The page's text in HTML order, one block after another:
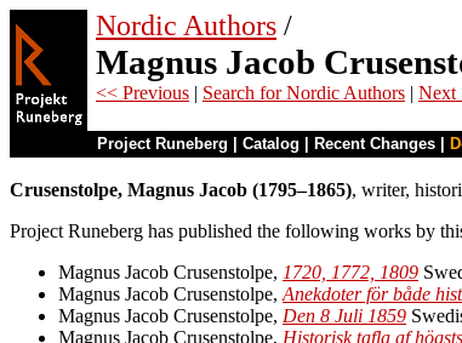
Nordic Authors /
Magnus Jacob
<< Previous | Search for Nordic Authors | Next
Project Runeberg Catalog Recent Changes
Crusenstolpe, Magnus Jacob (1795–1865), writer,
Project Runeberg has published the following works by
Magnus Jacob Crusenstolpe, 1720, 1772, 1809
Magnus Jacob Crusenstolpe, Anekdoter för både
Magnus Jacob Crusenstolpe, Den 8 Juli 1859
Magnus Jacob Crusenstolpe, Historisk tafla af